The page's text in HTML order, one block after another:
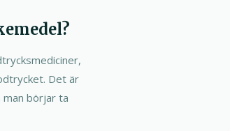
Det är
man börjar ta